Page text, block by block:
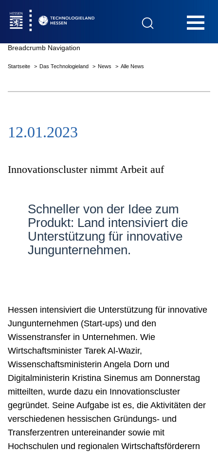
Das Technologieland
Innovationsfelder
Netzwerke
Breadcrumb Navigation
Startseite Das Technologieland News Alle News
12.01.2023
Innovationscluster nimmt Arbeit auf
Schneller von der Idee zum
Produkt: Land intensiviert die
Unterstützung für innovative
Jungunternehmen.
Hessen intensiviert die Unterstützung für innovative
Jungunternehmen (Start-ups) und den
Wissenstransfer in Unternehmen. Wie
Wirtschaftsminister Tarek Al-Wazir,
Wissenschaftsministerin Angela Dorn und
Digitalministerin Kristina Sinemus am Donnerstag
mitteilten, wurde dazu ein Innovationscluster
gegründet. Seine Aufgabe ist es, die Aktivitäten der
verschiedenen hessischen Gründungs- und
Transferzentren untereinander sowie mit
Hochschulen und regionalen Wirtschaftsförderern